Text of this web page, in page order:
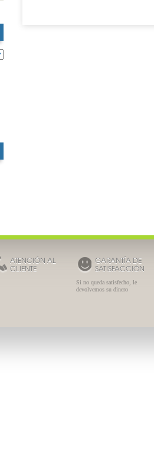
ATENCIÓN AL
CLIENTE
GARANTÍA DE
SATISFACCIÓN
Si no queda satisfecho, le
devolvemos su dinero